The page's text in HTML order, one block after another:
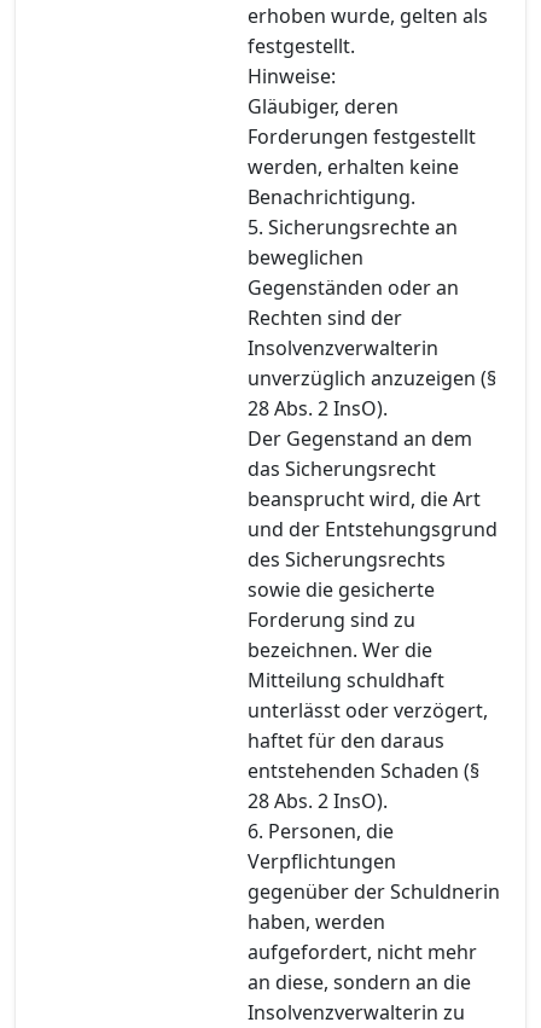
erhoben wurde, gelten als
festgestellt.
Hinweise:
Gläubiger, deren
Forderungen festgestellt
werden, erhalten keine
Benachrichtigung.
5. Sicherungsrechte an
beweglichen
Gegenständen oder an
Rechten sind der
Insolvenzverwalterin
unverzüglich anzuzeigen (§
28 Abs. 2 InsO).
Der Gegenstand an dem
das Sicherungsrecht
beansprucht wird, die Art
und der Entstehungsgrund
des Sicherungsrechts
sowie die gesicherte
Forderung sind zu
bezeichnen. Wer die
Mitteilung schuldhaft
unterlässt oder verzögert,
haftet für den daraus
entstehenden Schaden (§
28 Abs. 2 InsO).
6. Personen, die
Verpflichtungen
gegenüber der Schuldnerin
haben, werden
aufgefordert, nicht mehr
an diese, sondern an die
Insolvenzverwalterin zu